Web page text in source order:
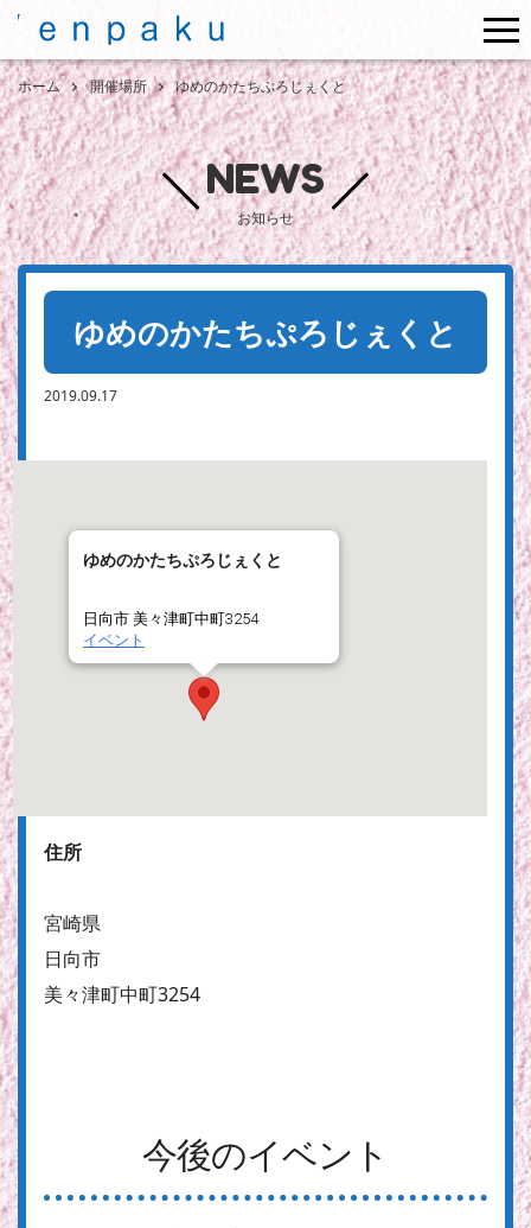
ホーム 開催場所 ゆめのかたちぷろじぇくと
NEWS
お知らせ
ゆめのかたちぷろじぇくと
2019.09.17
ゆめのかたちぷろじぇくと
日向市 美々津町中町3254
イベント
住所
宮崎県
日向市
美々津町中町3254
今後のイベント